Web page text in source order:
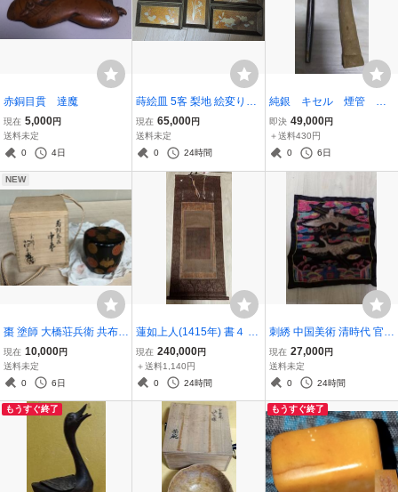
赤銅目貫 達魔
現在 5,000円
送料未定
0
4日
蒔絵皿 5客 梨地 絵変り梅
蘭蒔絵 吸物膳 木製 漆器
茶道具 唐物
現在 65,000円
送料未定
0
24時間
純銀 キセル 煙管 戦
前の「豪傑」長慶所用
品 宇宙庵 人物像 純
銘あり 重さ１１３ｇ
即決 49,000円
＋送料430円
0
6日
NEW
棗 塗師 大橋荘兵衛 共布
共箱 茶器 茶道具 茶入 煎
茶道具
現在 10,000円
送料未定
0
6日
蓮如上人(1415年) 書４ 名
号 肉筆 断経 掛軸 本願寺
浄土真宗 検:親鸞 高僧 南
無阿弥陀仏 仏教 浄土真宗
現在 240,000円
＋送料1,140円
0
24時間
刺綉 中国美術 清時代 官服
子
現在 27,000円
送料未定
0
24時間
もうすぐ終了 もうすぐ終了